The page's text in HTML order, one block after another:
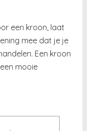
een kroon, laat
mee dat je je
Een kroon
mooie